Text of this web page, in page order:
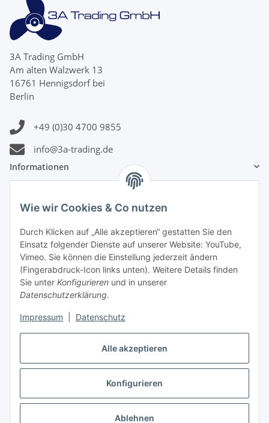
Alle akzeptieren
Konfigurieren
Ablehnen
Wie wir Cookies & Co nutzen
Durch Klicken auf „Alle akzeptieren“ gestatten Sie den
Einsatz folgender Dienste auf unserer Website: YouTube,
Vimeo. Sie können die Einstellung jederzeit ändern
(Fingerabdruck-Icon links unten). Weitere Details finden
Sie unter Konfigurieren und in unserer
Datenschutzerklärung.
Impressum Datenschutz
3A Trading GmbH
Am alten Walzwerk 13
16761 Hennigsdorf bei
Berlin
+49 (0)30 4700 9855
info@3a-trading.de
Informationen
Zahlungsinformationen
Versandinformationen
Vertrag widerrufen
* Alle Preise inkl. gesetzlicher USt., zzgl.Versand